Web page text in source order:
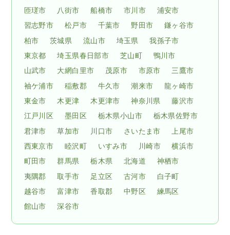
匝瑳市
八街市 船橋市 市川市
浦安市
習志野市
松戸市 千葉市 野田市
鎌ヶ谷市
柏市
茨城県 流山市 埼玉県
我孫子市
東京都
埼玉県春日部市 芝山町
鴨川市
山武市
大網白里市 茂原市 市原市
三鷹市
袖ケ浦市
稲敷郡 牛久市 潮来市
龍ヶ崎市
東金市
木更津 木更津市 神奈川県
藤沢市
江戸川区
墨田区 栃木県小山市
栃木県佐野市
君津市
草加市 川口市 さいたま市
上尾市
西東京市
睦沢町 いすみ市 川崎市
横浜市
町田市
群馬県 栃木県 北海道
神栖市
夷隅郡
取手市 足立区 古河市
白子町
越谷市
富津市 香取郡 中野区
練馬区
館山市
深谷市